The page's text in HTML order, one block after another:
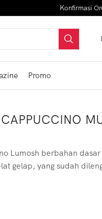
Konfirmasi
Promo
Lumosh berbahan
gelap, yang sudah